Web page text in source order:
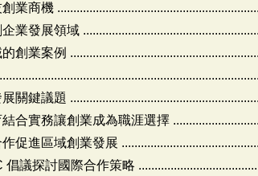
業商機
業發展領域
創業案例
關鍵議題
合實務讓創業成為職涯選擇
促進區域創業發展
議探討國際合作策略